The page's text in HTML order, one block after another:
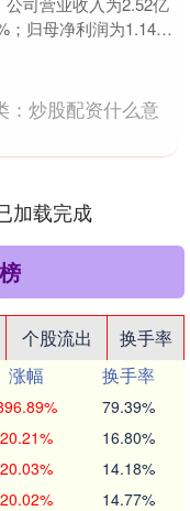
；归母净利润为1.14亿
：炒股配资什么意
加载完成
个股流出
换手率
涨幅
换手率
79.39%
20.21% 16.80%
20.03% 14.18%
20.02% 14.77%